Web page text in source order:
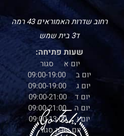
רחוב שדרות האמוראים 43 רמה
ד3 בית שמש
שעות פתיחה:
יום א סגור
יום ב 09:00-19:00
יום ג 09:00-19:00
יום ד 09:00-21:00
יום ה 09:00-21:00
יום ו 09:00-13:00
יום שבת סגור